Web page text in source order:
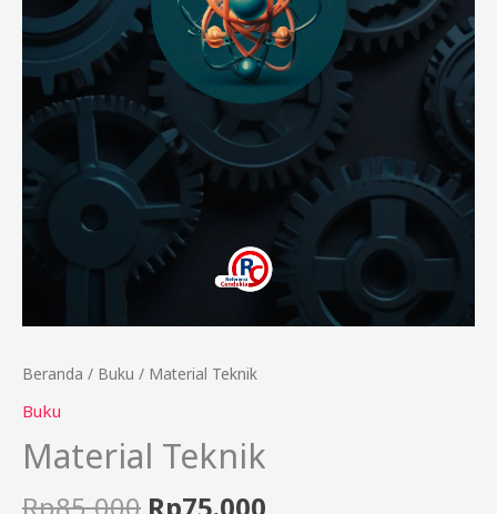
Beranda / Buku / Material Teknik
Buku
Material Teknik